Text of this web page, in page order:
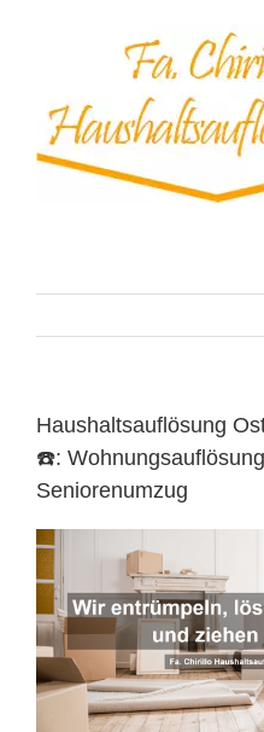
Haushaltsauflösung
☎️:
Seniorenumzug